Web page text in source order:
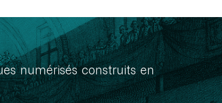
numérisés construits en